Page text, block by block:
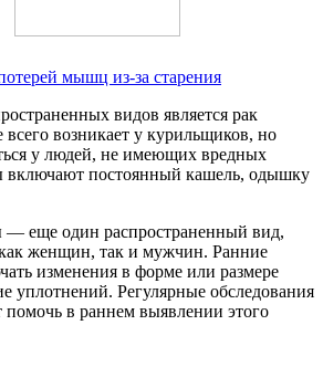
мышц из-за старения
видов является рак
возникает у курильщиков, но
у людей, не имеющих вредных
постоянный кашель, одышку
— еще один распространенный вид,
как женщин, так и мужчин. Ранние
изменения в форме или размере
уплотнений. Регулярные обследования
в раннем выявлении этого